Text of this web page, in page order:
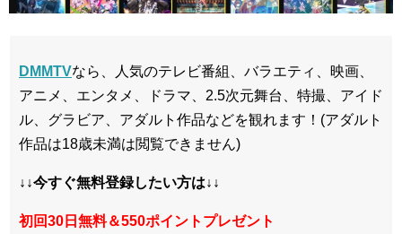
DMMTVなら、人気のテレビ番組、バラエティ、映画、
アニメ、エンタメ、ドラマ、2.5次元舞台、特撮、アイド
ル、グラビア、アダルト作品などを観れます！(アダルト
作品は18歳未満は閲覧できません)
↓↓今すぐ無料登録したい方は↓↓
初回30日無料＆550ポイントプレゼント